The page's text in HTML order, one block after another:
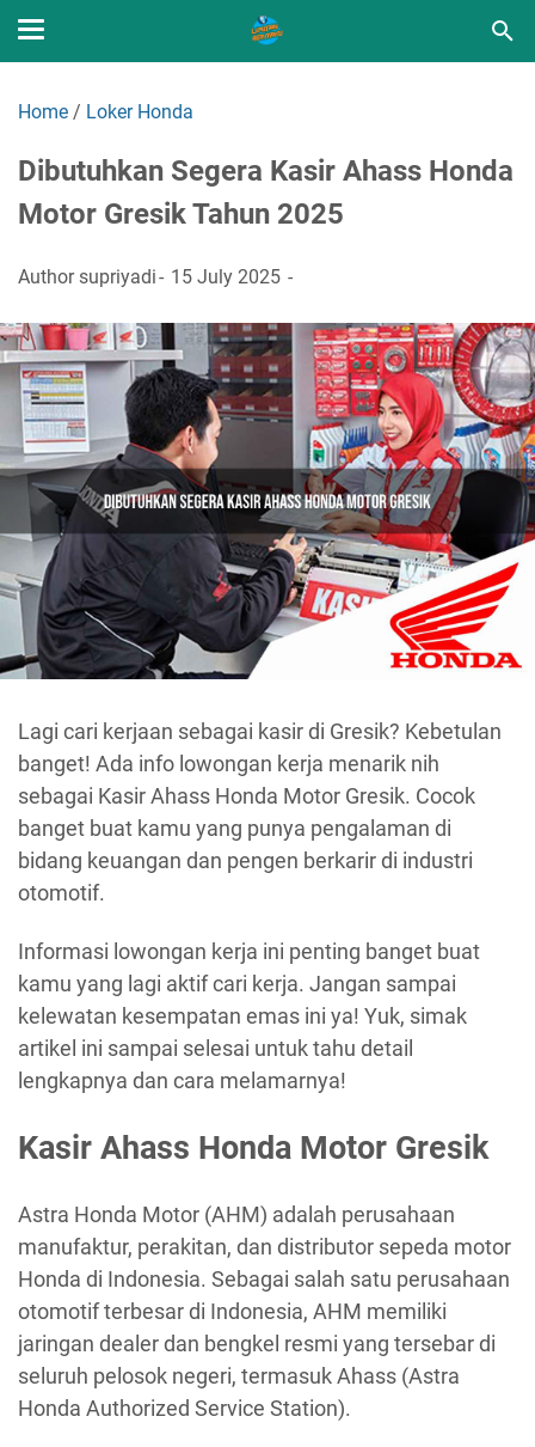
Home / Loker Honda
Dibutuhkan Segera Kasir Ahass Honda
Motor Gresik Tahun 2025
Authorsupriyadi 15 July 2025
Lagi cari kerjaan sebagai kasir di Gresik? Kebetulan
banget! Ada info lowongan kerja menarik nih
sebagai Kasir Ahass Honda Motor Gresik. Cocok
banget buat kamu yang punya pengalaman di
bidang keuangan dan pengen berkarir di industri
otomotif.
Informasi lowongan kerja ini penting banget buat
kamu yang lagi aktif cari kerja. Jangan sampai
kelewatan kesempatan emas ini ya! Yuk, simak
artikel ini sampai selesai untuk tahu detail
lengkapnya dan cara melamarnya!
Kasir Ahass Honda Motor Gresik
Astra Honda Motor (AHM) adalah perusahaan
manufaktur, perakitan, dan distributor sepeda motor
Honda di Indonesia. Sebagai salah satu perusahaan
otomotif terbesar di Indonesia, AHM memiliki
jaringan dealer dan bengkel resmi yang tersebar di
seluruh pelosok negeri, termasuk Ahass (Astra
Honda Authorized Service Station).